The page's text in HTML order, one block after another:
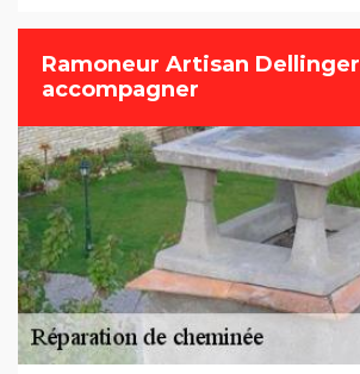
Ramoneur Artisan
accompagner